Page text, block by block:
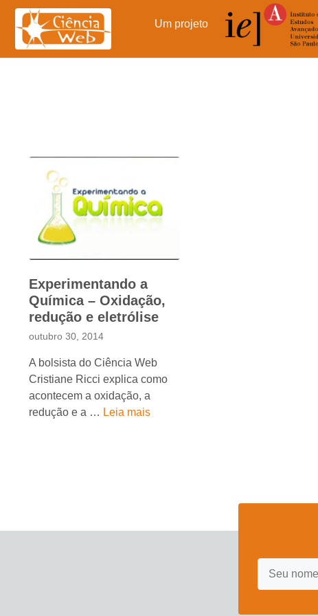
Pular
conteúdo
Um projeto
Experimentando a
Química – Oxidação,
redução e eletrólise
outubro 30, 2014
A bolsista do Ciência Web
Cristiane Ricci explica como
acontecem a oxidação, a
redução e a … Leia mais